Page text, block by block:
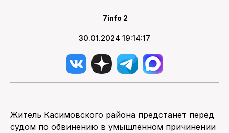
7info 2
30.01.2024 19:14:17
Житель Касимовского района предстанет перед
судом по обвинению в умышленном причинении